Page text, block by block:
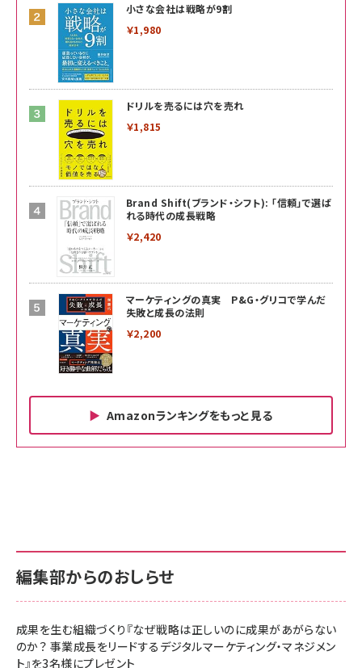
小さな会社は戦略が9割
￥1,980
ドリルを売るには穴を売れ
￥1,815
Brand Shift(ブランド・シフト): 「信頼」で選ば
れる時代の成長戦略
￥2,420
マーケティングの真実 P&G・グリコで学んだ
失敗と成長の法則
￥2,200
Amazonランキングをもっと見る
￥880
anan(アンアン)2026/06/24号 No.2500増刊
スペシャルエディション[王道エンタメの矜持／
￥1,100
サポート正規品 メーカー保証5年 KLMEA128G
NIMASO ガラスフィルム iPhone 17 用 保護フィ
すい ガイド枠付き いPhone17 (6.3インチ) 対応
2枚セット DSP25F1698
￥1,599
サポート正規品 メーカー保証5年 KLMEA128G
Amazon eギフトカード - Amazonロゴ - クラ
￥5,000
編集部からのおしらせ
成果を生む組織づくり『なぜ戦略は正しいのに成果があがらない
のか？ 事業成長をリードするデジタルマーケティング・マネジメン
ト』を3名様にプレゼント